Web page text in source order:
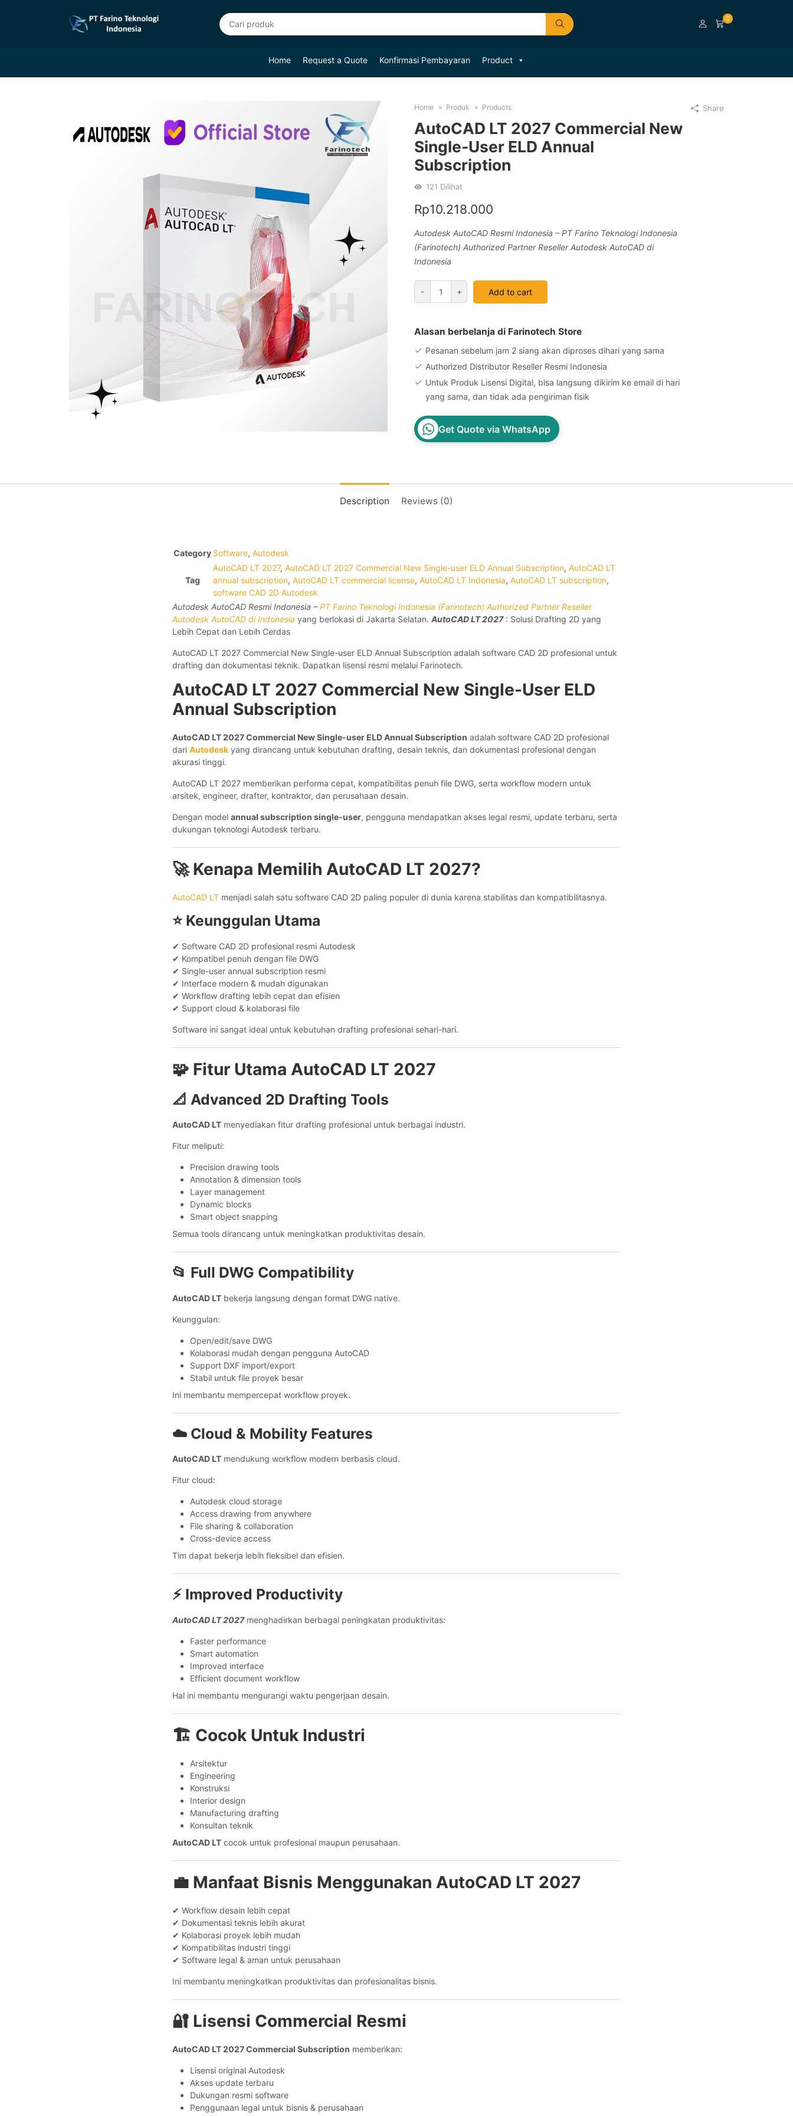
0
Home Request a Quote Konfirmasi Pembayaran Product
Home Produk Products
AutoCAD LT 2027 Commercial New
Single-User ELD Annual
Subscription
121 Dilihat
Rp10.218.000
Autodesk AutoCAD Resmi Indonesia – PT Farino Teknologi Indonesia
(Farinotech) Authorized Partner Reseller Autodesk AutoCAD di
Indonesia
-
AutoCAD
LT
Commercial
Single-
user
ELD
Annual
Subscription
quantity
+ Add to cart
Alasan berbelanja di Farinotech Store
Pesanan sebelum jam 2 siang akan diproses dihari yang sama
Authorized Distributor Reseller Resmi Indonesia
Untuk Produk Lisensi Digital, bisa langsung dikirim ke email di hari
yang sama, dan tidak ada pengiriman fisik
Get Quote via WhatsApp
Share
Description Reviews (0)
Category Software, Autodesk
Tag
AutoCAD LT 2027, AutoCAD LT 2027 Commercial New Single-user ELD Annual Subscription, AutoCAD LT
annual subscription, AutoCAD LT commercial license, AutoCAD LT Indonesia, AutoCAD LT subscription,
software CAD 2D Autodesk
Autodesk AutoCAD Resmi Indonesia –PT Farino Teknologi Indonesia (Farinotech) Authorized Partner Reseller
Autodesk AutoCAD di Indonesia yang berlokasi di Jakarta Selatan. AutoCAD LT 2027: Solusi Drafting 2D yang
Lebih Cepat dan Lebih Cerdas
AutoCAD LT 2027 Commercial New Single-user ELD Annual Subscription adalah software CAD 2D profesional untuk
drafting dan dokumentasi teknik. Dapatkan lisensi resmi melalui Farinotech.
AutoCAD LT 2027 Commercial New Single-User ELD
Annual Subscription
AutoCAD LT2027 Commercial New Single-user ELD Annual Subscription adalah software CAD 2D profesional
dari Autodesk yang dirancang untuk kebutuhan drafting, desain teknis, dan dokumentasi profesional dengan
akurasi tinggi.
AutoCAD LT 2027 memberikan performa cepat, kompatibilitas penuh file DWG, serta workflow modern untuk
arsitek, engineer, drafter, kontraktor, dan perusahaan desain.
Dengan model annual subscription single-user, pengguna mendapatkan akses legal resmi, update terbaru, serta
dukungan teknologi Autodesk terbaru.
🚀 Kenapa Memilih AutoCAD LT 2027?
AutoCAD LT menjadi salah satu software CAD 2D paling populer di dunia karena stabilitas dan kompatibilitasnya.
⭐ Keunggulan Utama
✔ Software CAD 2D profesional resmi Autodesk
✔ Kompatibel penuh dengan file DWG
✔ Single-user annual subscription resmi
✔ Interface modern & mudah digunakan
✔ Workflow drafting lebih cepat dan efisien
✔ Support cloud & kolaborasi file
Software ini sangat ideal untuk kebutuhan drafting profesional sehari-hari.
🧩 Fitur Utama AutoCAD LT 2027
📐 Advanced 2D Drafting Tools
AutoCAD LT menyediakan fitur drafting profesional untuk berbagai industri.
Fitur meliputi:
Precision drawing tools
Annotation & dimension tools
Layer management
Dynamic blocks
Smart object snapping
Semua tools dirancang untuk meningkatkan produktivitas desain.
📂 Full DWG Compatibility
AutoCAD LT bekerja langsung dengan format DWG native.
Keunggulan:
Open/edit/save DWG
Kolaborasi mudah dengan pengguna AutoCAD
Support DXF import/export
Stabil untuk file proyek besar
Ini membantu mempercepat workflow proyek.
☁️ Cloud & Mobility Features
AutoCAD LT mendukung workflow modern berbasis cloud.
Fitur cloud:
Autodesk cloud storage
Access drawing from anywhere
File sharing & collaboration
Cross-device access
Tim dapat bekerja lebih fleksibel dan efisien.
⚡ Improved Productivity
AutoCAD LT 2027menghadirkan berbagai peningkatan produktivitas:
Faster performance
Smart automation
Improved interface
Efficient document workflow
Hal ini membantu mengurangi waktu pengerjaan desain.
🏗️ Cocok Untuk Industri
Arsitektur
Engineering
Konstruksi
Interior design
Manufacturing drafting
Konsultan teknik
AutoCAD LT cocok untuk profesional maupun perusahaan.
💼 Manfaat Bisnis Menggunakan AutoCAD LT 2027
✔ Workflow desain lebih cepat
✔ Dokumentasi teknis lebih akurat
✔ Kolaborasi proyek lebih mudah
✔ Kompatibilitas industri tinggi
✔ Software legal & aman untuk perusahaan
Ini membantu meningkatkan produktivitas dan profesionalitas bisnis.
🔐 Lisensi Commercial Resmi
AutoCAD LT 2027 Commercial Subscription memberikan:
Lisensi original Autodesk
Akses update terbaru
Dukungan resmi software
Penggunaan legal untuk bisnis & perusahaan